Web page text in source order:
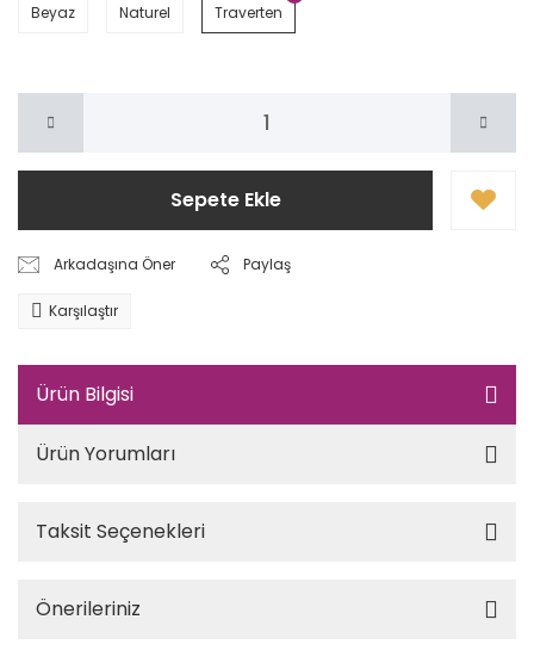
Beyaz Naturel Traverten
Sepete Ekle
Arkadaşına Öner Paylaş
Karşılaştır
Ürün Bilgisi
Ürün Yorumları
Taksit Seçenekleri
Önerileriniz